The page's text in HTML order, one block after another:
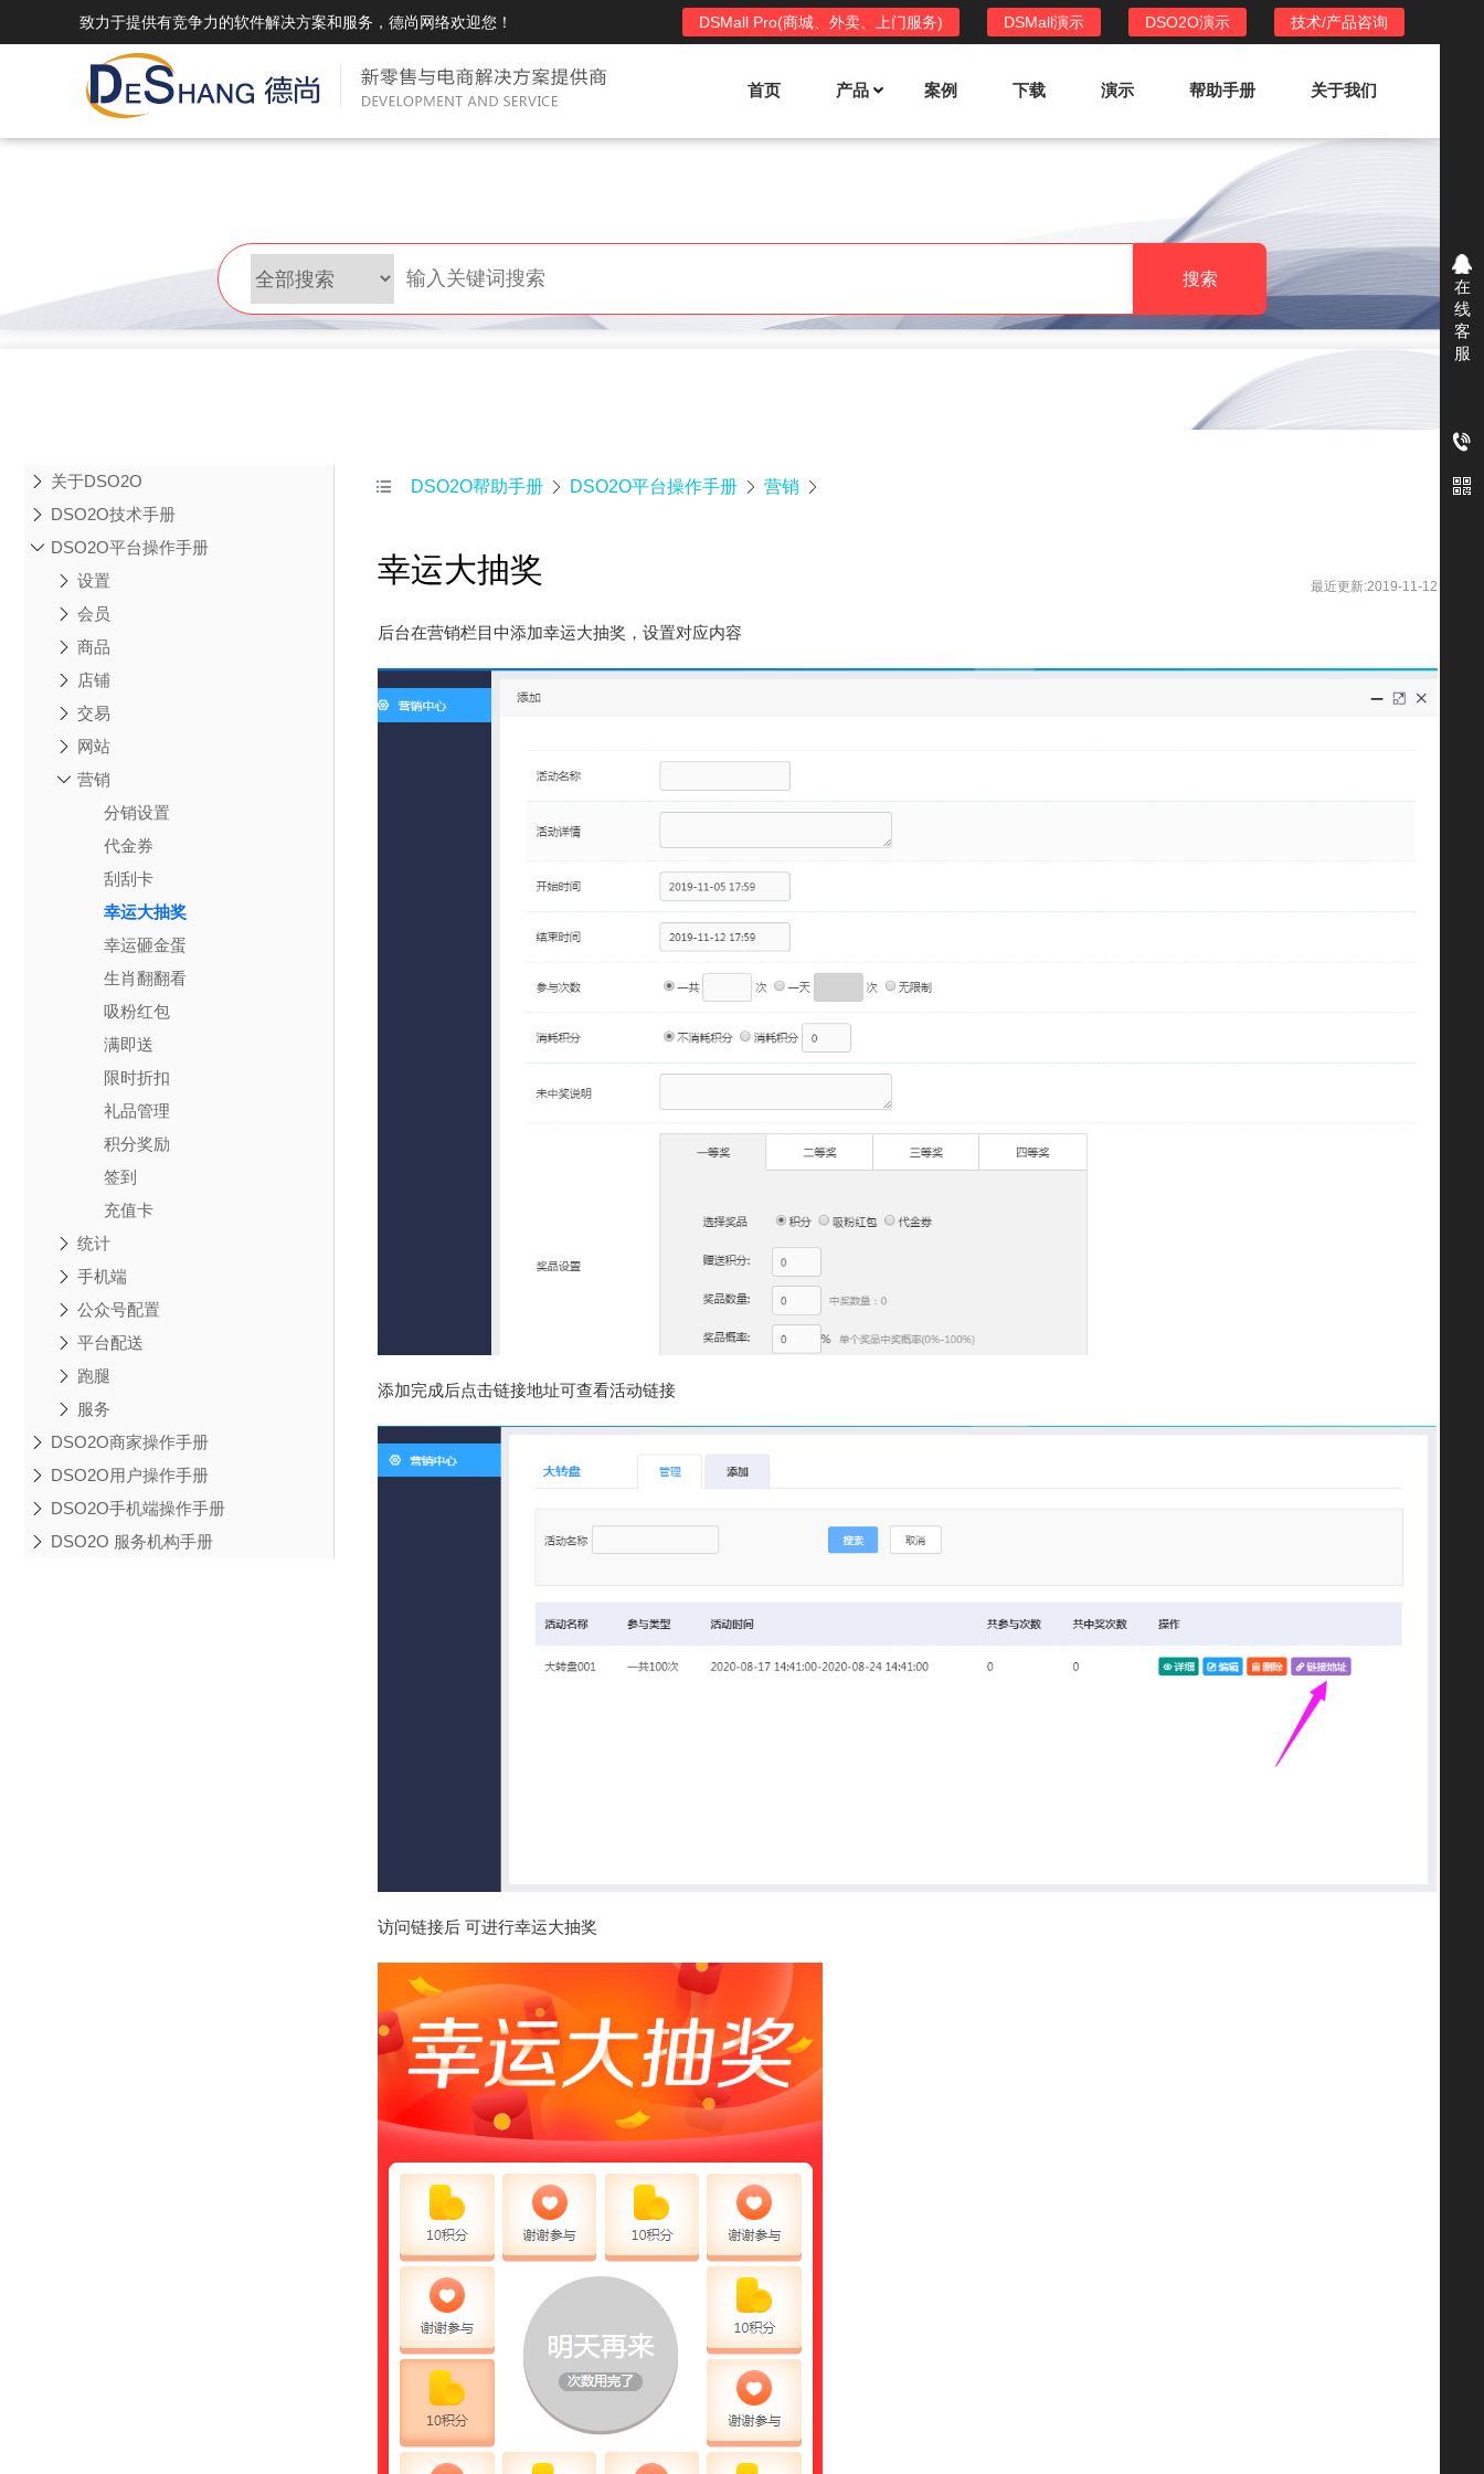
致力于提供有竞争力的软件解决方案和服务，德尚网络欢迎您！ 技术/产品咨询
DSO2O演示
DSMall演示
DSMall Pro(商城、外卖、上门服务)
首页 产品
DSMall Pro功能列表
DSMall Pro支持商城购物，外卖，上门
服务，短视频等功能。
DSMall功能列表
系统支持平台自营、分销、拼团、限时
折扣、优惠套装、微信、小程序等
DSShop功能列表 DSO2O功能列表
提供新零售线上化经营管理工具，基于
LBS定位，只为让更多客户、多次到店
消费
案例 下载 演示 帮助手册 关于我们
搜索
关于DSO2O
DSO2O技术手册
DSO2O平台操作手册
设置
会员
商品
店铺
交易
网站
营销
分销设置
代金券
刮刮卡
幸运大抽奖
幸运砸金蛋
生肖翻翻看
吸粉红包
满即送
限时折扣
礼品管理
积分奖励
签到
充值卡
统计
手机端
公众号配置
平台配送
跑腿
服务
DSO2O商家操作手册
DSO2O用户操作手册
DSO2O手机端操作手册
DSO2O 服务机构手册
 DSO2O帮助手册  DSO2O平台操作手册  营销 
幸运大抽奖 最近更新:2019-11-12
后台在营销栏目中添加幸运大抽奖，设置对应内容
添加完成后点击链接地址可查看活动链接
访问链接后 可进行幸运大抽奖
在
线
客
服